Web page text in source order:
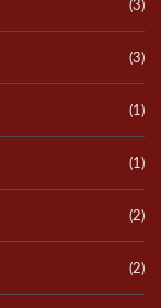
(3)
(3)
(1)
(1)
(2)
(2)